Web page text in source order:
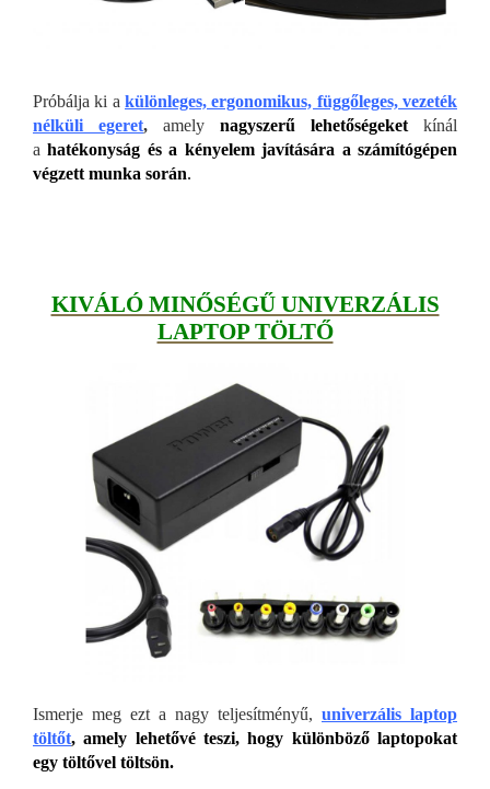
Próbálja ki a különleges, ergonomikus, függőleges, vezeték
nélküli egeret, amely nagyszerű lehetőségeket
kínál
a hatékonyság és a kényelem javítására a számítógépen
végzett munka során.
KIVÁLÓ MINŐSÉGŰ UNIVERZÁLIS
LAPTOP TÖLTŐ
Ismerje meg ezt a nagy teljesítményű, univerzális laptop
töltőt, amely lehetővé teszi, hogy különböző laptopokat
egy töltővel töltsön.